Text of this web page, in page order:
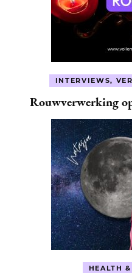
INTERVIEWS,
Rouwverwerking
HEALTH